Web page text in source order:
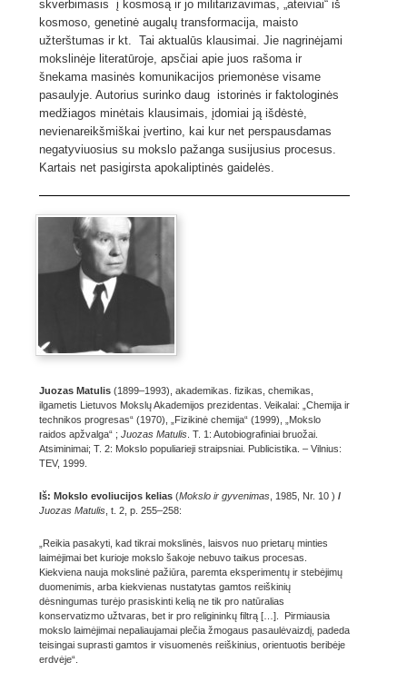
skverbimasis į kosmosą ir jo militarizavimas, „ateiviai“ iš
kosmoso, genetinė augalų transformacija, maisto
užterštumas ir kt. Tai aktualūs klausimai. Jie nagrinėjami
mokslinėje literatūroje, apsčiai apie juos rašoma ir
šnekama masinės komunikacijos priemonėse visame
pasaulyje. Autorius surinko daug istorinės ir faktologinės
medžiagos minėtais klausimais, įdomiai ją išdėstė,
nevienareikšmiškai įvertino, kai kur net perspausdamas
negatyviuosius su mokslo pažanga susijusius procesus.
Kartais net pasigirsta apokaliptinės gaidelės.
Juozas Matulis(1899–1993), akademikas. fizikas, chemikas,
ilgametis Lietuvos Mokslų Akademijos prezidentas. Veikalai: „Chemija ir
technikos progresas“ (1970), „Fizikinė chemija“ (1999), „Mokslo
raidos apžvalga“ ; Juozas Matulis. T. 1: Autobiografiniai bruožai.
Atsiminimai; T. 2: Mokslo populiarieji straipsniai. Publicistika. – Vilnius:
TEV, 1999.
Iš: Mokslo evoliucijos kelias (Mokslo ir gyvenimas, 1985, Nr. 10 ) /
Juozas Matulis, t. 2, p. 255–258:
„Reikia pasakyti, kad tikrai mokslinės, laisvos nuo prietarų minties
laimėjimai bet kurioje mokslo šakoje nebuvo taikus procesas.
Kiekviena nauja mokslinė pažiūra, paremta eksperimentų ir stebėjimų
duomenimis, arba kiekvienas nustatytas gamtos reiškinių
dėsningumas turėjo prasiskinti kelią ne tik pro natūralias
konservatizmo užtvaras, bet ir pro religininkų filtrą […]. Pirmiausia
mokslo laimėjimai nepaliaujamai plečia žmogaus pasaulėvaizdį, padeda
teisingai suprasti gamtos ir visuomenės reiškinius, orientuotis beribėje
erdvėje“.